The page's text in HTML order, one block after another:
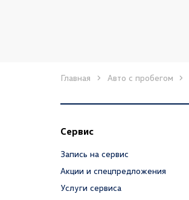
Главная Авто с пробегом
Сервис
Запись на сервис
Акции и спецпредложения
Услуги сервиса